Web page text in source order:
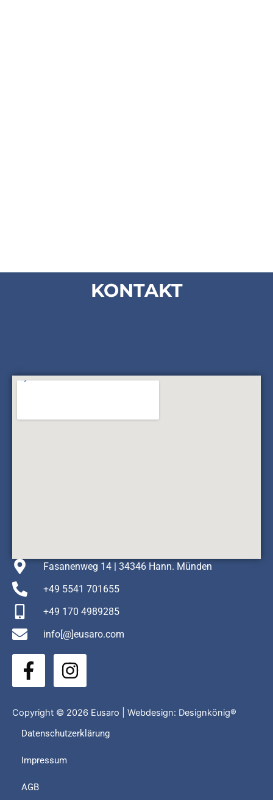
KONTAKT
Fasanenweg 14 | 34346 Hann. Münden
+49 5541 701655
+49 170 4989285
info[@]eusaro.com
F
a
e
b
o
o
k
I
n
t
a
Copyright © 2026 Eusaro | Webdesign: Designkönig®
Datenschutzerklärung
Impressum
AGB